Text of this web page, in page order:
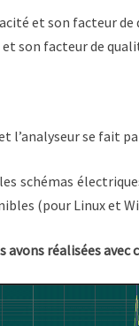
et son facteur
et son facteur de
l’analyseur se fait
schémas
(pour Linux et
avons réalisées avec